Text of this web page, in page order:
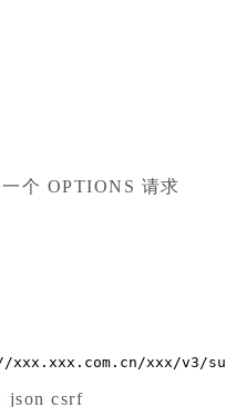
个 OPTIONS 请求
xxx/v3/